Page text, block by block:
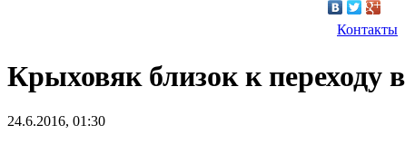
Контакты
Крыховяк близок к
24.6.2016, 01:30